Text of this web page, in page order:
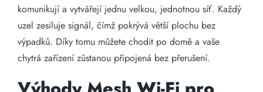
komunikují a vytvářejí jednu velkou, jednotnou síť. Každý
uzel zesiluje signál, čímž pokrývá větší plochu bez
výpadků. Díky tomu můžete chodit po domě a vaše
chytrá zařízení zůstanou připojená bez přerušení.